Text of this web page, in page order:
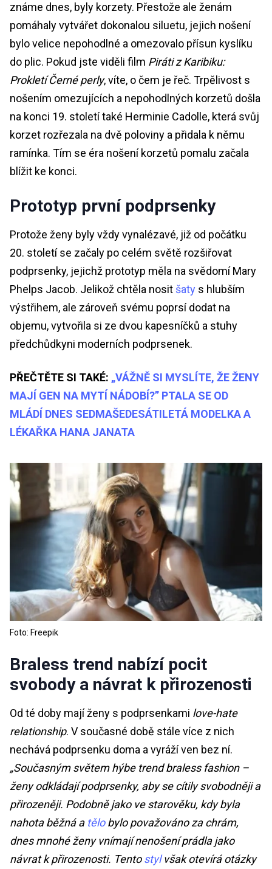
známe dnes, byly korzety. Přestože ale ženám
pomáhaly vytvářet dokonalou siluetu, jejich nošení
bylo velice nepohodlné a omezovalo přísun kyslíku
do plic. Pokud jste viděli film Piráti z Karibiku:
Prokletí Černé perly, víte, o čem je řeč. Trpělivost s
nošením omezujících a nepohodlných korzetů došla
na konci 19. století také Herminie Cadolle, která svůj
korzet rozřezala na dvě poloviny a přidala k němu
ramínka. Tím se éra nošení korzetů pomalu začala
blížit ke konci.
Prototyp první podprsenky
Protože ženy byly vždy vynalézavé, již od počátku
20. století se začaly po celém světě rozšiřovat
podprsenky, jejichž prototyp měla na svědomí Mary
Phelps Jacob. Jelikož chtěla nosit šaty s hlubším
výstřihem, ale zároveň svému poprsí dodat na
objemu, vytvořila si ze dvou kapesníčků a stuhy
předchůdkyni moderních podprsenek.
PŘEČTĚTE SI TAKÉ: „VÁŽNĚ SI MYSLÍTE, ŽE ŽENY
MAJÍ GEN NA MYTÍ NÁDOBÍ?” PTALA SE OD
MLÁDÍ DNES SEDMAŠEDESÁTILETÁ MODELKA A
LÉKAŘKA HANA JANATA
Foto: Freepik
Braless trend nabízí pocit
svobody a návrat k přirozenosti
Od té doby mají ženy s podprsenkami love-hate
relationship. V současné době stále více z nich
nechává podprsenku doma a vyráží ven bez ní.
„Současným světem hýbe trend braless fashion –
ženy odkládají podprsenky, aby se cítily svobodněji a
přirozeněji. Podobně jako ve starověku, kdy byla
nahota běžná a tělobylo považováno za chrám,
dnes mnohé ženy vnímají nenošení prádla jako
návrat k přirozenosti. Tentostylvšak otevírá otázky